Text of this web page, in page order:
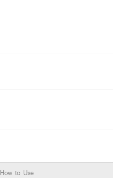
How to Use